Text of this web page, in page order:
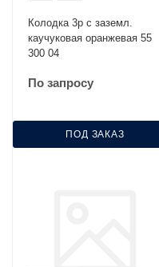
Колодка 3р с заземл.
каучуковая оранжевая 55
300 04
По запросу
ПОД ЗАКАЗ